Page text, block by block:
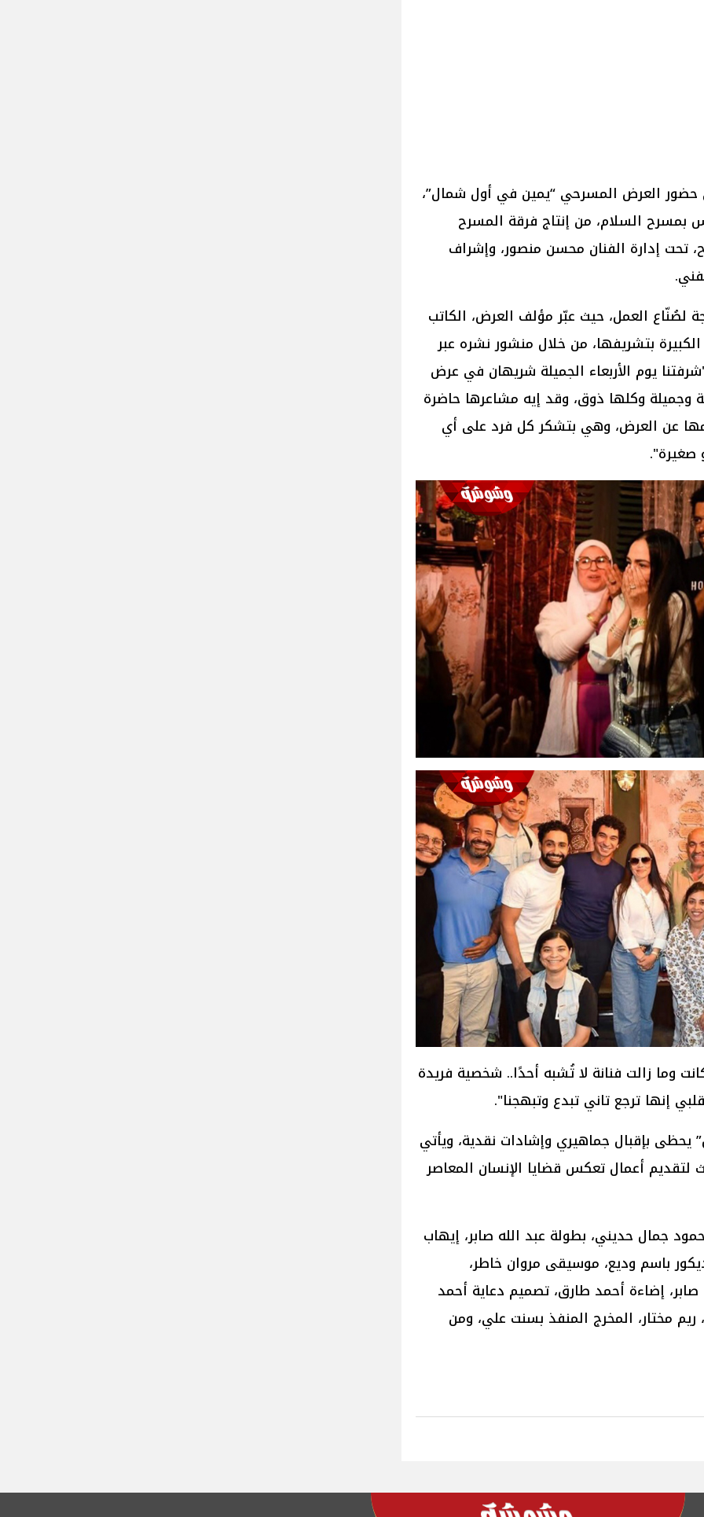
حضور العرض المسرحي “يمين في أول شمال”،
السلام، من إنتاج فرقة المسرح
تحت إدارة الفنان محسن منصور، وإشراف
العمل، حيث عبّر مؤلف العرض، الكاتب
بتشريفها، من خلال منشور نشره عبر
يوم الأربعاء الجميلة شريهان في عرض
وجميلة وكلها ذوق، وقد إيه مشاعرها حاضرة
عن العرض، وهي بتشكر كل فرد على أي
صغيرة".
وما زالت فنانة لا تُشبه أحدًا.. شخصية فريدة
إنها ترجع تاني تبدع وتبهجنا".
بإقبال جماهيري وإشادات نقدية، ويأتي
أعمال تعكس قضايا الإنسان المعاصر
جمال حديني، بطولة عبد الله صابر، إيهاب
باسم وديع، موسيقى مروان خاطر،
إضاءة أحمد طارق، تصميم دعاية أحمد
مختار، المخرج المنفذ بسنت علي، ومن